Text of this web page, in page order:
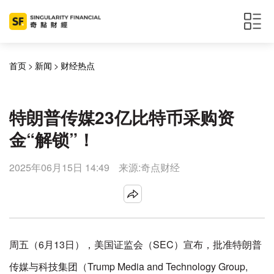
首页 > 新闻 > 财经热点
特朗普传媒23亿比特币采购资
金“解锁”！
2025年06月15日 14:49 来源:奇点财经
周五（6月13日），美国证监会（SEC）宣布，批准特朗普
传媒与科技集团（Trump Media and Technology Group,